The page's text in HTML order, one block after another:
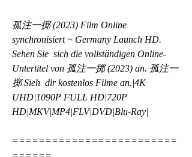
孤注一掷 (2023) Film Online
synchronisiert ~ Germany Launch HD.
Sehen Sie  sich die vollständigen Online-
Untertitel von 孤注一掷 (2023) an. 孤注一
掷 Sieh  dir kostenlos Filme an.|4K
UHD|1090P FULL HD|720P
HD|MKV|MP4|FLV|DVD|Blu-Ray|
=========================
======